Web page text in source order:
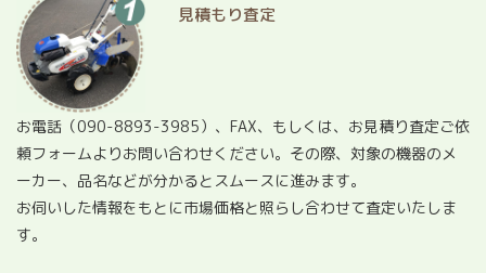
見積もり査定
お電話（090-8893-3985）、FAX、もしくは、お見積り査定ご依
頼フォームよりお問い合わせください。その際、対象の機器のメ
ーカー、品名などが分かるとスムースに進みます。
お伺いした情報をもとに市場価格と照らし合わせて査定いたしま
す。